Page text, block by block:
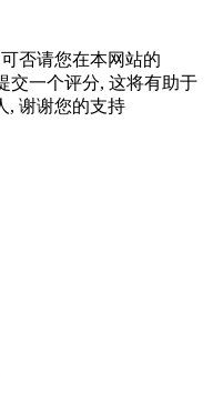
否请您在本网站的
交一个评分, 这将有助于
, 谢谢您的支持